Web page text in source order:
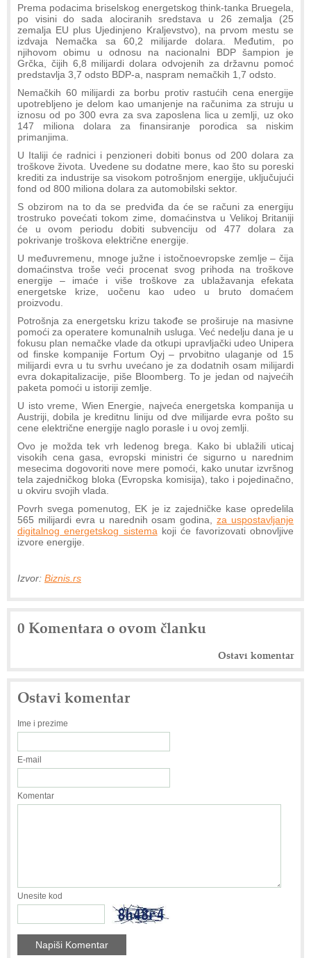
Prema podacima briselskog energetskog think-tanka Bruegela,
po visini do sada alociranih sredstava u 26 zemalja (25
zemalja EU plus Ujedinjeno Kraljevstvo), na prvom mestu se
izdvaja Nemačka sa 60,2 milijarde dolara. Međutim, po
njihovom obimu u odnosu na nacionalni BDP šampion je
Grčka, čijih 6,8 milijardi dolara odvojenih za državnu pomoć
predstavlja 3,7 odsto BDP-a, naspram nemačkih 1,7 odsto.
Nemačkih 60 milijardi za borbu protiv rastućih cena energije
upotrebljeno je delom kao umanjenje na računima za struju u
iznosu od po 300 evra za sva zaposlena lica u zemlji, uz oko
147 miliona dolara za finansiranje porodica sa niskim
primanjima.
U Italiji će radnici i penzioneri dobiti bonus od 200 dolara za
troškove života. Uvedene su dodatne mere, kao što su poreski
krediti za industrije sa visokom potrošnjom energije, uključujući
fond od 800 miliona dolara za automobilski sektor.
S obzirom na to da se predviđa da će se računi za energiju
trostruko povećati tokom zime, domaćinstva u Velikoj Britaniji
će u ovom periodu dobiti subvenciju od 477 dolara za
pokrivanje troškova električne energije.
U međuvremenu, mnoge južne i istočnoevropske zemlje – čija
domaćinstva troše veći procenat svog prihoda na troškove
energije – imaće i više troškove za ublažavanja efekata
energetske krize, uočenu kao udeo u bruto domaćem
proizvodu.
Potrošnja za energetsku krizu takođe se proširuje na masivne
pomoći za operatere komunalnih usluga. Već nedelju dana je u
fokusu plan nemačke vlade da otkupi upravljački udeo Unipera
od finske kompanije Fortum Oyj – prvobitno ulaganje od 15
milijardi evra u tu svrhu uvećano je za dodatnih osam milijardi
evra dokapitalizacije, piše Bloomberg. To je jedan od najvećih
paketa pomoći u istoriji zemlje.
U isto vreme, Wien Energie, najveća energetska kompanija u
Austriji, dobila je kreditnu liniju od dve milijarde evra pošto su
cene električne energije naglo porasle i u ovoj zemlji.
Ovo je možda tek vrh ledenog brega. Kako bi ublažili uticaj
visokih cena gasa, evropski ministri će sigurno u narednim
mesecima dogovoriti nove mere pomoći, kako unutar izvršnog
tela zajedničkog bloka (Evropska komisija), tako i pojedinačno,
u okviru svojih vlada.
Povrh svega pomenutog, EK je iz zajedničke kase opredelila
565 milijardi evra u narednih osam godina,za uspostavljanje
digitalnog energetskog sistema koji će favorizovati obnovljive
izvore energije.
Izvor: Biznis.rs
0 Komentara o ovom članku
Ostavi komentar
Ostavi komentar
Ime i prezime
E-mail
Komentar
Unesite kod